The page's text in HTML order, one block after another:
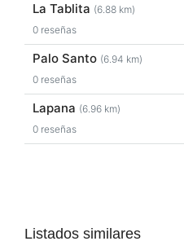
La Tablita (6.88 km)
0 reseñas
Palo Santo (6.94 km)
0 reseñas
Lapana (6.96 km)
0 reseñas
Listados similares